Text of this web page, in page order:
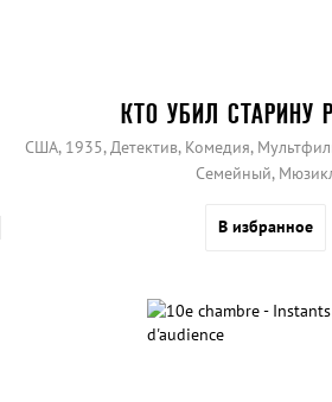
КТО УБИЛ СТАРИНУ
США, 1935, Детектив, Комедия,
Семейный,
В избранное